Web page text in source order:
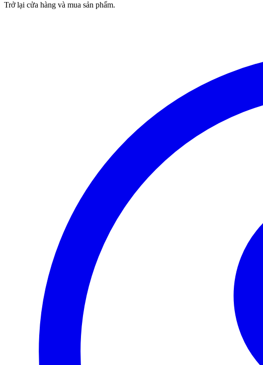
Trở lại cửa hàng và mua sản phẩm.